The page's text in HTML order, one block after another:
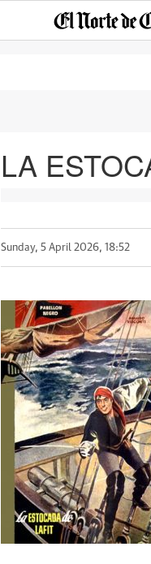
LA
Sunday, 5 April 2026, 18:52